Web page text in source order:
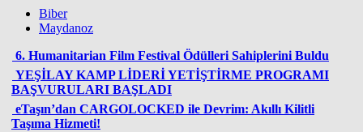
Biber
Maydanoz
6. Humanitarian Film Festival Ödülleri Sahiplerini Buldu
YEŞİLAY KAMP LİDERİ YETİŞTİRME PROGRAMI
BAŞVURULARI BAŞLADI
eTaşın’dan CARGOLOCKED ile Devrim: Akıllı Kilitli
Taşıma Hizmeti!